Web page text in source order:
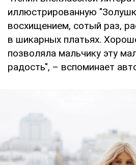
иллюстрированную
восхищением, сотый раз,
в шикарных платьях.
позволяла мальчику эту
радость", – вспоминает